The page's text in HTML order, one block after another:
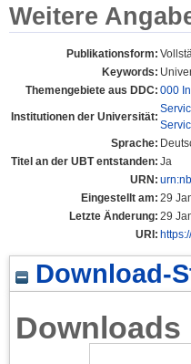
Weitere
Publikationsform:
Keywords:
Themengebiete aus DDC: 000
Institutionen der Universität:
Sprache:
Titel an der UBT entstanden: Ja
URN:
Eingestellt am: 29
Letzte Änderung: 29
URI:
Download-
Downloads